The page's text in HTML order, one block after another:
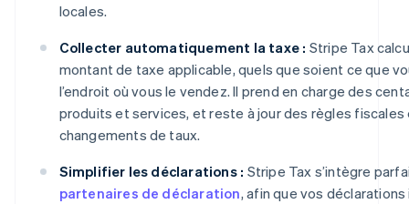
locales.
Collecter automatiquement la taxe : Stripe Tax
montant de taxe applicable, quels que soient ce que
l’endroit où vous le vendez. Il prend en charge des
produits et services, et reste à jour des règles fiscales
changements de taux.
Simplifier les déclarations : Stripe Tax s’intègre
partenaires de déclaration, afin que vos